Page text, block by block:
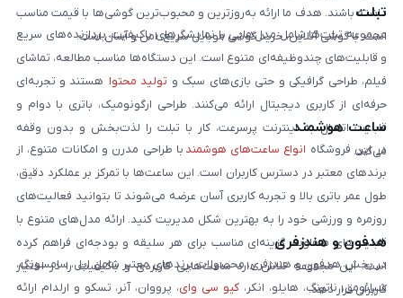
داشته باشند. هدف ما ارائه به‌روزترین و محبوب‌ترین گوشی‌ها با قیمت مناسب
است. با گوشی آنلاین، خرید گوشی موبایل سریع، امن و آسان است.
تبلت
مجموعه تبلت‌ها شامل مدل‌هایی با نمایشگرهای باکیفیت، پردازنده‌های سریع
و قابلیت‌های چندوظیفه‌ای متنوع است. این دستگاه‌ها مناسب مطالعه، تماشای
فیلم، طراحی گرافیکی و حتی بازی‌های سبک و تولید محتوا هستند و تجربه‌ای
حرفه‌ای از کاربری دیجیتال ارائه می‌کنند. طراحی ارگونومیک، باتری با دوام و
قابلیت اتصال به اینترنت پرسرعت، کار با تبلت را لذت‌بخش و بدون وقفه
می‌کند.
ساعت هوشمند
در این فروشگاه انواع ساعت‌های هوشمند با طراحی مدرن و امکانات متنوع، از
برندهای معتبر در دسترس کاربران است. این ساعت‌ها با تمرکز بر عملکرد دقیق،
طول عمر باتری بالا و تجربه کاربری آسان عرضه می‌شوند تا بتوانید فعالیت‌های
روزمره و ورزشی خود را به بهترین شکل مدیریت کنید. ارائه مدل‌های متنوع با
قابلیت‌های متفاوت، گزینه‌ای مناسب برای هر سلیقه و بودجه‌ای فراهم کرده
است. این مجموعه تلاش دارد ساعت‌هایی کاربردی و باکیفیت را در اختیار
کاربران قرار دهد.
هدفون و هندزفری
در بخش هدفون و هندزفری، محصولات برندهای معتبر شامل اپل، سامسونگ،
شیائومی، ناتینگ، هایلو، انکر، کیو سی وای، پرووان، آنر، تسکو و ارلدام ارائه